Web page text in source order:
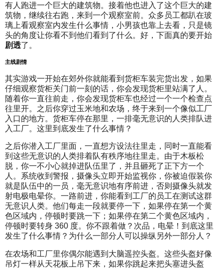
有人跑进一个巨大的建筑物。接着他也进入了这个巨大的建
筑物，继续往右跑，来到一个观察室前。众多员工都趴在玻
璃上看观察室内发生什么事情，小男孩也靠上去看，只是镜
头的角度让你看不到他们看到了什么。好，下面真的要开始
剧透了。
主线剧情
其实游戏一开始在郊外你就能看到货柜车装完货出发，如果
仔细观察货柜关门前一刻的话，你会发现货柜里站满了人。
随着你一直往前走，你会发现货柜车也经过一个一个检查点
往里开。之后你穿过玉米地和农场，终于来到一个像似工厂
入口的地方。货柜车停在那里，一排毫无意识的人类排队进
入工厂。这里到底发生了什么事情？
之后你潜入工厂里面，一直想方设法往里走，同时一直能看
到这些无意识的人类排着队有秩序地往里走。由于木板松
脱，你一不小心就掉进队伍里了，并且砸死了正下方一个
人。系统收到警报，摄像头立即开始监视你，你被迫假装你
就是队伍中的一员，毫无意识地有序前进，否则摄像头就发
射电极电晕你。一路前进，你能看到工厂的员工在测试这群
无意识人类。他们每走一段就要停一下，如果停在第一个黄
色区域内，停顿时要跳一下；如果停在第二个黄色区域内，
停顿时要转身 360 度。你不跟着做？次品，电晕！到底这里
发生了什么事情？为什么一部分人可以操纵另外一部分人？
在农场和工厂里你偶尔能遇到大脑遥控头盔。这些头盔好像
吊灯一样从天花板上吊下来，如果你跳起来把头塞进头盔